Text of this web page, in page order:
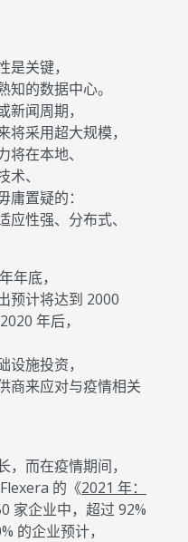
关键，
的数据中心。
闻周期，
采用超大规模，
在本地、
、
置疑的：
性强、分布式、
年底，
预计将达到 2000
年后，
施投资，
商来应对与疫情相关
而在疫情期间，
的《2021 年：
家企业中，超过 92%
的企业预计，